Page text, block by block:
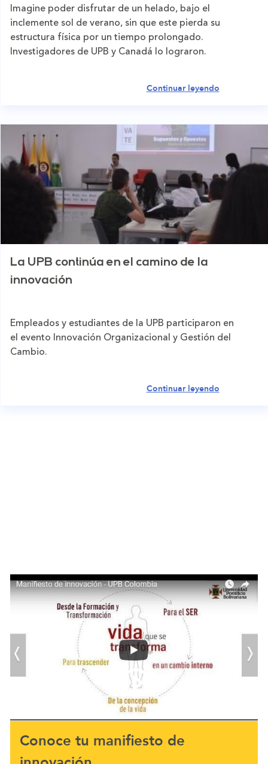
Imagine poder disfrutar de un helado, bajo el
inclemente sol de verano, sin que este pierda su
estructura física por un tiempo prolongado.
Investigadores de UPB y Canadá lo lograron.
Continuar leyendo
La UPB continúa en el camino de la
innovación
Empleados y estudiantes de la UPB participaron en
el evento Innovación Organizacional y Gestión del
Cambio.
Continuar leyendo
Conoce tu manifiesto de